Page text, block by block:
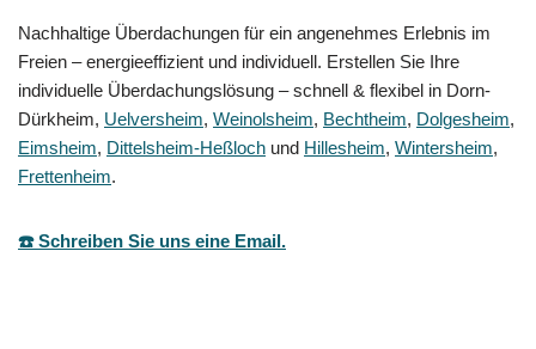
Nachhaltige Überdachungen für ein angenehmes Erlebnis im
Freien – energieeffizient und individuell. Erstellen Sie Ihre
individuelle Überdachungslösung – schnell & flexibel in Dorn-
Dürkheim, Uelversheim, Weinolsheim, Bechtheim, Dolgesheim,
Eimsheim, Dittelsheim-Heßloch und Hillesheim, Wintersheim,
Frettenheim.
☎️ Schreiben Sie uns eine Email.